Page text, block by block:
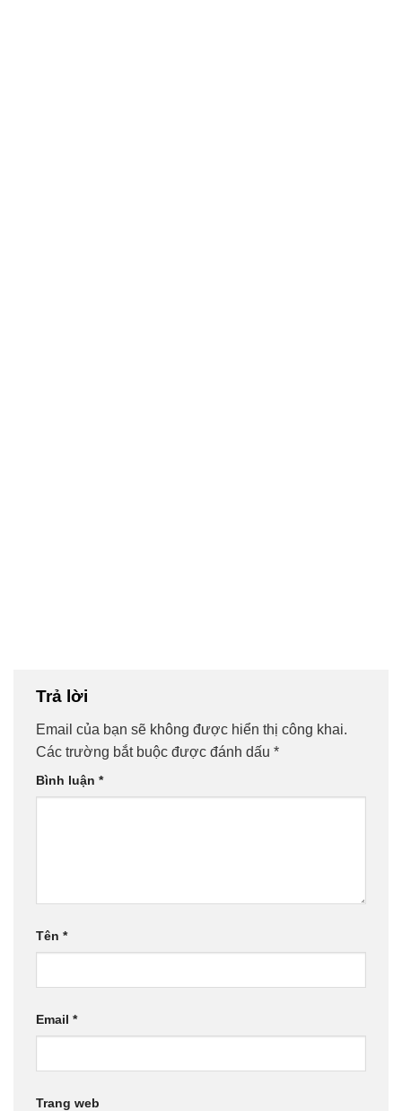
Trả lời
Email của bạn sẽ không được hiển thị công khai.
Các trường bắt buộc được đánh dấu *
Bình luận *
Tên *
Email *
Trang web